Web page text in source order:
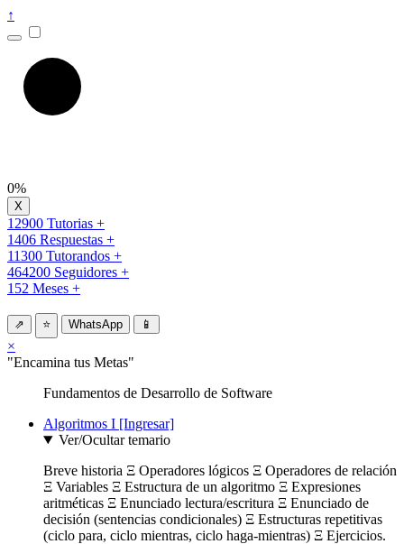
↑
0%
12900 Tutorias +
1406 Respuestas +
11300 Tutorandos +
464200 Seguidores +
152 Meses +
⇗ ⭐ WhatsApp 📱
×
"Encamina tus Metas"
Fundamentos de Desarrollo de Software
Algoritmos I [Ingresar]
Ver/Ocultar temario
Breve historia Ξ Operadores lógicos Ξ Operadores de relación
Ξ Variables Ξ Estructura de un algoritmo Ξ Expresiones
aritméticas Ξ Enunciado lectura/escritura Ξ Enunciado de
decisión (sentencias condicionales) Ξ Estructuras repetitivas
(ciclo para, ciclo mientras, ciclo haga-mientras) Ξ Ejercicios.